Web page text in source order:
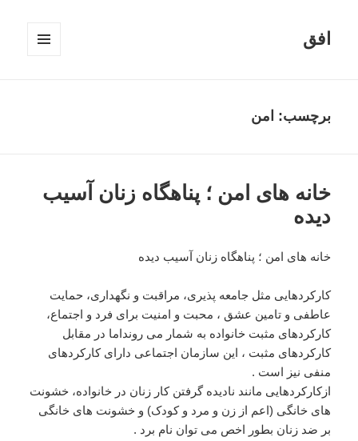
افق
برچسب: امن
خانه های امن ؛ پناهگاه زنان آسیب
دیده
خانه های امن ؛ پناهگاه زنان آسیب دیده
کارکردهایی مثل جامعه پذیری، مراقبت و نگهداری، حمایت
عاطفی و تامین عشق ، محبت و امنیت برای فرد و اجتماع،
کارکردهای مثبت خانواده به شمار می رونداما در مقابل
کارکردهای مثبت ، این سازمان اجتماعی دارای کارکردهای
منفی نیز است .
ازکارکردهایی مانند نادیده گرفتن کار زنان در خانواده، خشونت
های خانگی (اعم از زن و مرد و کودک) و خشونت های خانگی
بر ضد زنان بطور اخص می توان نام برد .